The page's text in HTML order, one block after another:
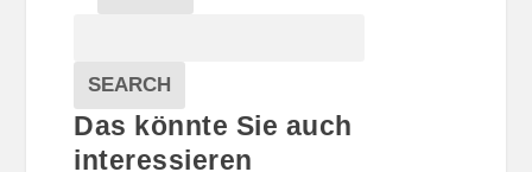
A
L
T
U
E
G
O
R
Veranstaltungen
SEARCH
Das könnte Sie auch
interessieren